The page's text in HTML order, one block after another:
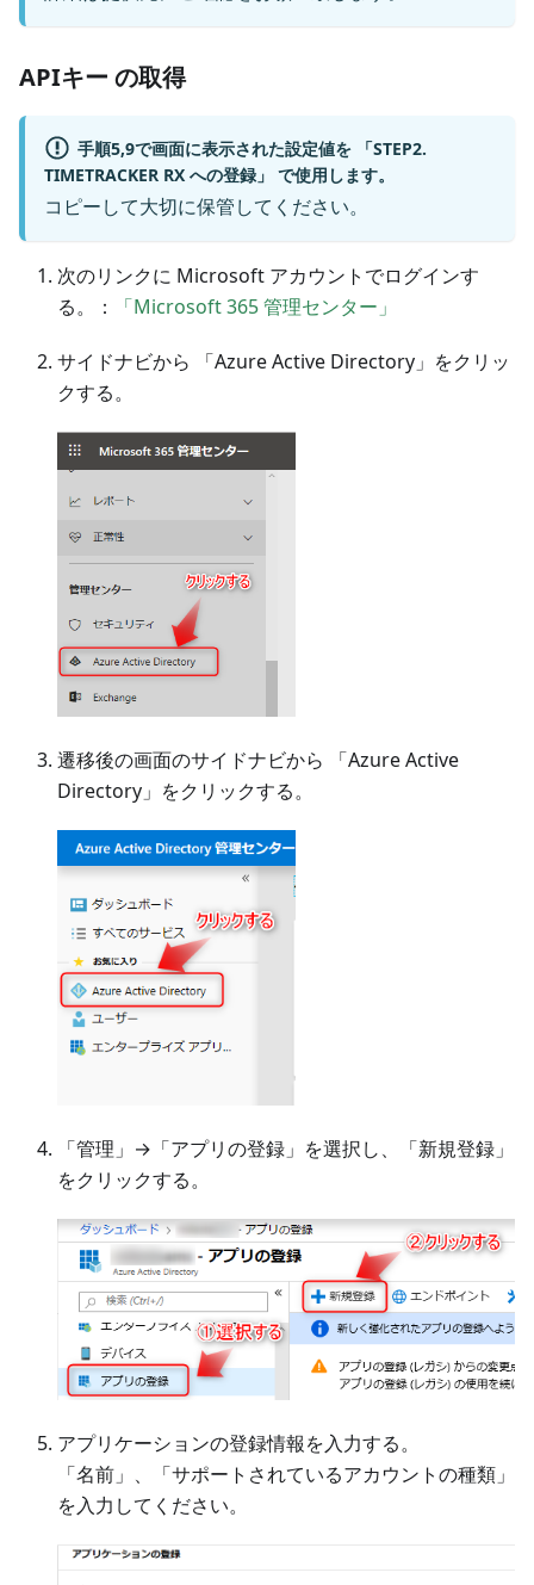
APIキー の取得
手順5,9で画面に表示された設定値を 「STEP2.
TIMETRACKER RX への登録」 で使用します。
コピーして大切に保管してください。
次のリンクに Microsoft アカウントでログインす
る。：
「Microsoft 365 管理センター」
サイドナビから 「Azure Active Directory」をクリッ
クする。
遷移後の画面のサイドナビから 「Azure Active
Directory」をクリックする。
「管理」→「アプリの登録」を選択し、「新規登録」
をクリックする。
アプリケーションの登録情報を入力する。
「名前」、「サポートされているアカウントの種類」
を入力してください。